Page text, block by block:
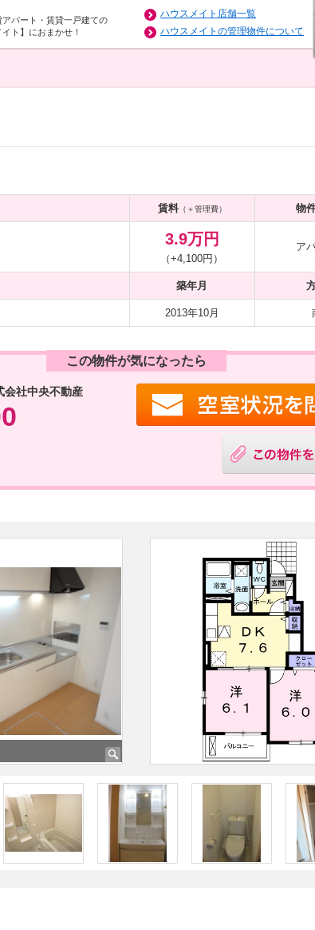
パート・賃貸一戸建ての
ト】におまかせ！
ハウスメイト店舗一覧
ハウスメイトの管理物件について
賃料（＋管理費） 物
3.9万円
（+4,100円）
ア
築年月
2013年10月
この物件が気になったら
会社中央不動産